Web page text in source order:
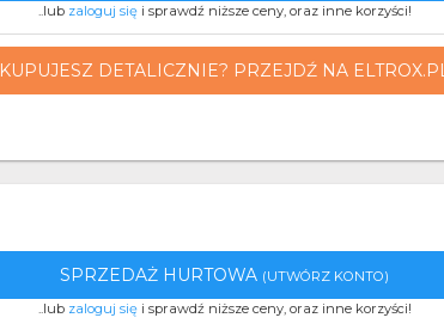
..lub zaloguj sięi sprawdź niższe ceny, oraz inne korzyści!
KUPUJESZ DETALICZNIE? PRZEJDŹ NA ELTROX.PL
SPRZEDAŻ HURTOWA (UTWÓRZ KONTO)
..lub zaloguj sięi sprawdź niższe ceny, oraz inne korzyści!